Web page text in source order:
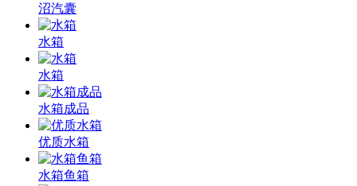
沼汽囊
水箱
水箱
水箱成品
优质水箱
水箱鱼箱